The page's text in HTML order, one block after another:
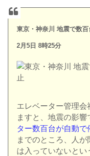
東京・神奈川 地震で数
2月5日 8時25分
エレベーター管理会
ますと、地震の影響
ター数百台が自動で
までのところ、人
は入っていないとい